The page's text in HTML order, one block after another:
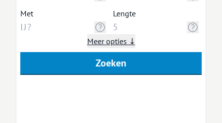
Met Lengte
Meer opties ↓
Zoeken